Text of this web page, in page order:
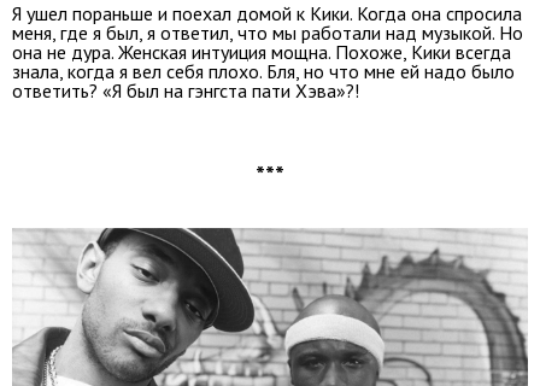
Я ушел пораньше и поехал домой к Кики. Когда она спросила
меня, где я был, я ответил, что мы работали над музыкой. Но
она не дура. Женская интуиция мощна. Похоже, Кики всегда
знала, когда я вел себя плохо. Бля, но что мне ей надо было
ответить? «Я был на гэнгста пати Хэва»?!
***